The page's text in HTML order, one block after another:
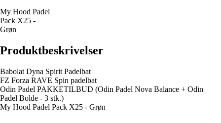
My Hood Padel
Pack X25 -
Grøn
Produktbeskrivelser
Babolat Dyna Spirit Padelbat
FZ Forza RAVE Spin padelbat
Odin Padel PAKKETILBUD (Odin Padel Nova Balance + Odin
Padel Bolde - 3 stk.)
My Hood Padel Pack X25 - Grøn